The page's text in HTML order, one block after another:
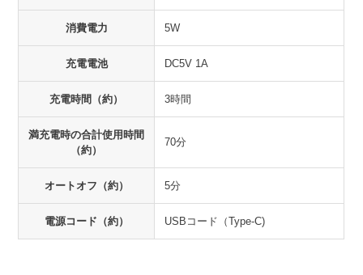
消費電力 5W
充電電池 DC5V 1A
充電時間（約） 3時間
満充電時の合計使用時間
（約）
70分
オートオフ（約） 5分
電源コード（約） USBコード（Type-C)